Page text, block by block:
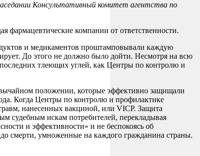
Консультативный комитет агентства по
компании от ответственности.
и медикаментов проштамповывали каждую
До этого не должно было дойти. Несмотря на всю
тлеющих углей, как Центры по контролю и
положении, которые эффективно защищали
Когда Центры по контролю и профилактике
нанесенных вакциной, или VICP. Защита
судебным искам потребителей, перекладывая
и эффективности» и не беспокоясь об
смерти, умноженные на каждого гражданина страны.